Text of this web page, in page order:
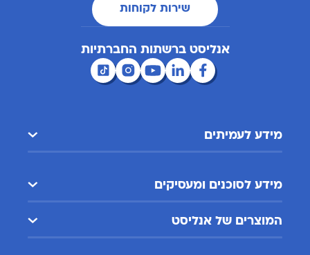
שירות לקוחות
אנליסט ברשתות החברתיות
מידע לעמיתים
מידע לסוכנים ומעסיקים
המוצרים של אנליסט